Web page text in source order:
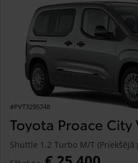
#PVT3295748
Toyota Proace City
Shuttle 1.2 Turbo M/T (Priekšējā